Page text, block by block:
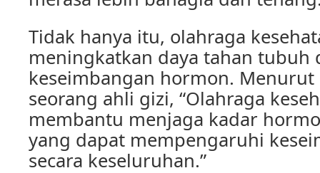
Tidak hanya itu, olahraga
meningkatkan daya tahan tubuh
keseimbangan hormon. Menurut
seorang ahli gizi, “Olahraga
membantu menjaga kadar
yang dapat mempengaruhi
secara keseluruhan.”